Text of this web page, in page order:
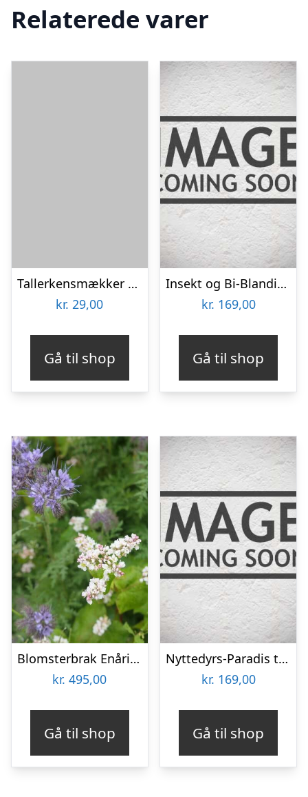
Relaterede varer
Tallerkensmækker – frø (øko)
kr. 29,00
Gå til shop
Insekt og Bi-Blanding 30m2
kr. 169,00
Gå til shop
Blomsterbrak Enårig 10 kg
kr. 495,00
Gå til shop
Nyttedyrs-Paradis til 30m2
kr. 169,00
Gå til shop